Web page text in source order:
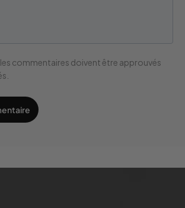
commentaires doivent être approuvés